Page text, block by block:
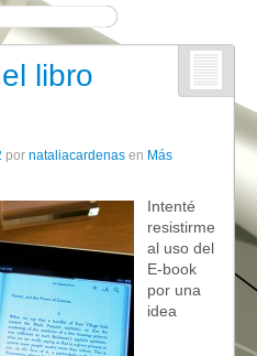
libro
por nataliacardenas en Más
Intenté
resistirme
al uso del
E-book
por una
idea